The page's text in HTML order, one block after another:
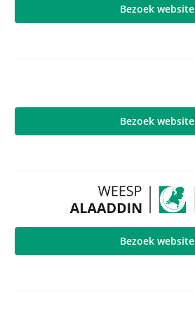
Bezoek website
Bezoek website
Bezoek website